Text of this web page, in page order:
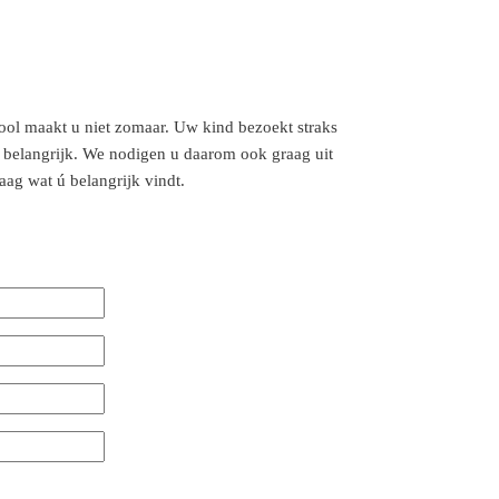
maakt u niet zomaar. Uw kind bezoekt straks
We nodigen u daarom ook graag uit
wat ú belangrijk vindt.